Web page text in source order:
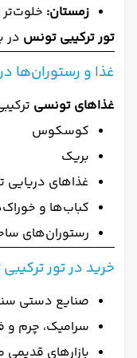
زمستان:
تور ترکیبی تونس در
غذا و رستوران‌ها
غذاهای تونسی
کوسکوس
بریک
غذاهای دریایی
کباب‌ها و
رستوران‌های
خرید در تور
صنایع دستی
سرامیک، چرم
بازارهای قدیمی